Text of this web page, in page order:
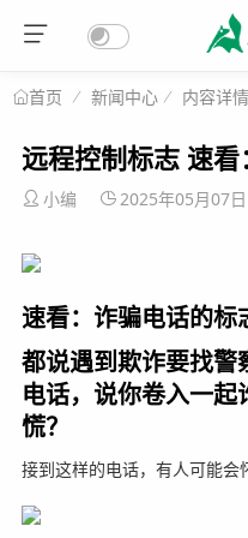
首页 新闻中心 内容详情
远程控制标志 速
小编 2025年05月07
速看：诈骗电话的标
都说遇到欺诈要找警
电话，说你卷入一
慌？
接到这样的电话，有人可能会